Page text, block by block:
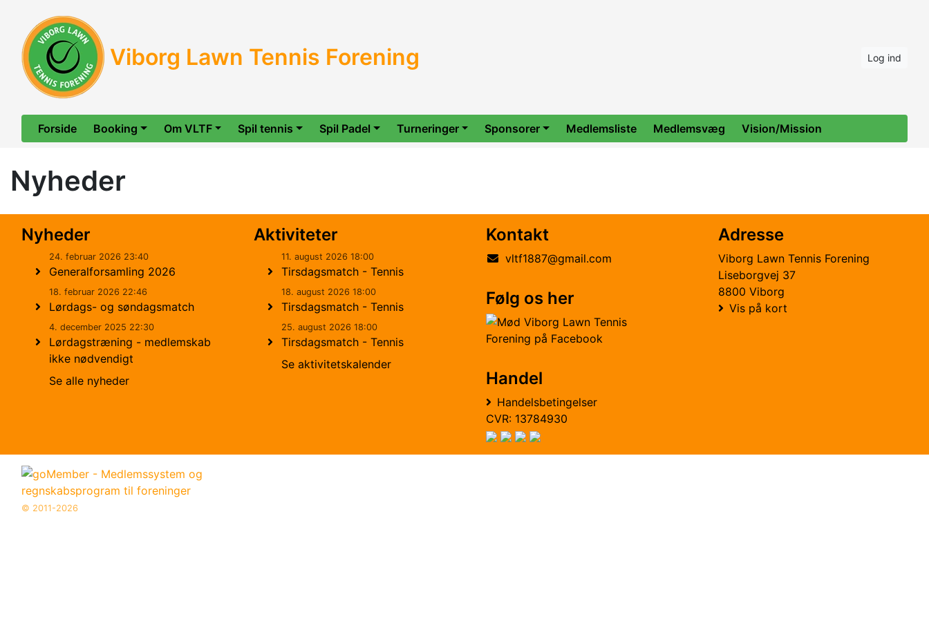
Viborg Lawn Tennis Forening Log ind
Forside Booking Om VLTF Spil tennis Spil Padel Turneringer Sponsorer Medlemsliste Medlemsvæg Vision/Mission
Nyheder
Nyheder
24. februar 2026 23:40
Generalforsamling 2026
18. februar 2026 22:46
Lørdags- og søndagsmatch
4. december 2025 22:30
Lørdagstræning - medlemskab
ikke nødvendigt
Se alle nyheder
Aktiviteter
11. august 2026 18:00
Tirsdagsmatch - Tennis
18. august 2026 18:00
Tirsdagsmatch - Tennis
25. august 2026 18:00
Tirsdagsmatch - Tennis
Se aktivitetskalender
Kontakt
vltf1887@gmail.com
Følg os her
Handel
Handelsbetingelser
CVR: 13784930
Adresse
Viborg Lawn Tennis Forening
Liseborgvej 37
8800 Viborg
Vis på kort
© 2011-2026